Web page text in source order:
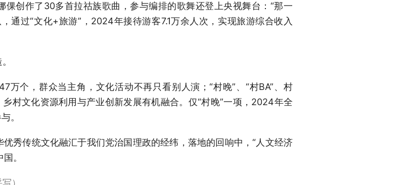
倮创作了30多首拉祜族歌曲，参与编排的歌舞还登上央视舞台：“那一
通过“文化+旅游”，2024年接待游客7.1万余人次，实现旅游综合收入
万个，群众当主角，文化活动不再只看别人演；“村晚”、“村BA”、村
村文化资源利用与产业创新发展有机融合。仅“村晚”一项，2024年全
。
秀传统文化融汇于我们党治国理政的经纬，落地的回响中，“人文经济
。
）